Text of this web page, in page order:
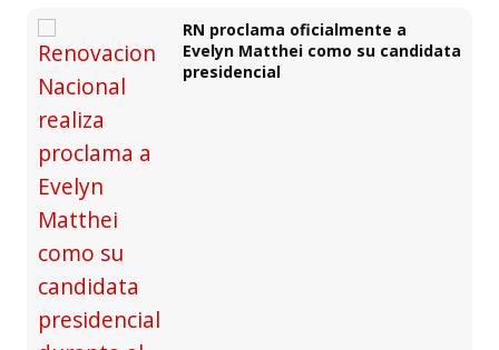
RN proclama oficialmente a
Evelyn Matthei como su candidata
presidencial